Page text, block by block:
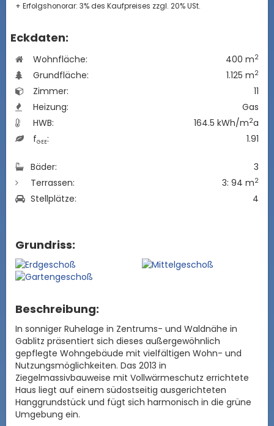
+ Erfolgshonorar: 3% des Kaufpreises zzgl. 20% USt.
Eckdaten:
Wohnfläche: 400 m2
Grundfläche: 1.125 m2
Zimmer:
11
Heizung:
Gas
HWB:
164.5 kWh/m2a
fGEE: 1.91
Bäder:
3
Terrassen:
3: 94 m2
Stellplätze: 4
Grundriss:
Beschreibung:
In sonniger Ruhelage in Zentrums- und Waldnähe in
Gablitz präsentiert sich dieses außergewöhnlich
gepflegte Wohngebäude mit vielfältigen Wohn- und
Nutzungsmöglichkeiten. Das 2013 in
Ziegelmassivbauweise mit Vollwärmeschutz errichtete
Haus liegt auf einem südostseitig ausgerichteten
Hanggrundstück und fügt sich harmonisch in die grüne
Umgebung ein.